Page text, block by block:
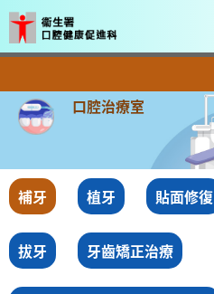
口腔治療室
補牙 植牙 貼面修復
拔牙 牙齒矯正治療